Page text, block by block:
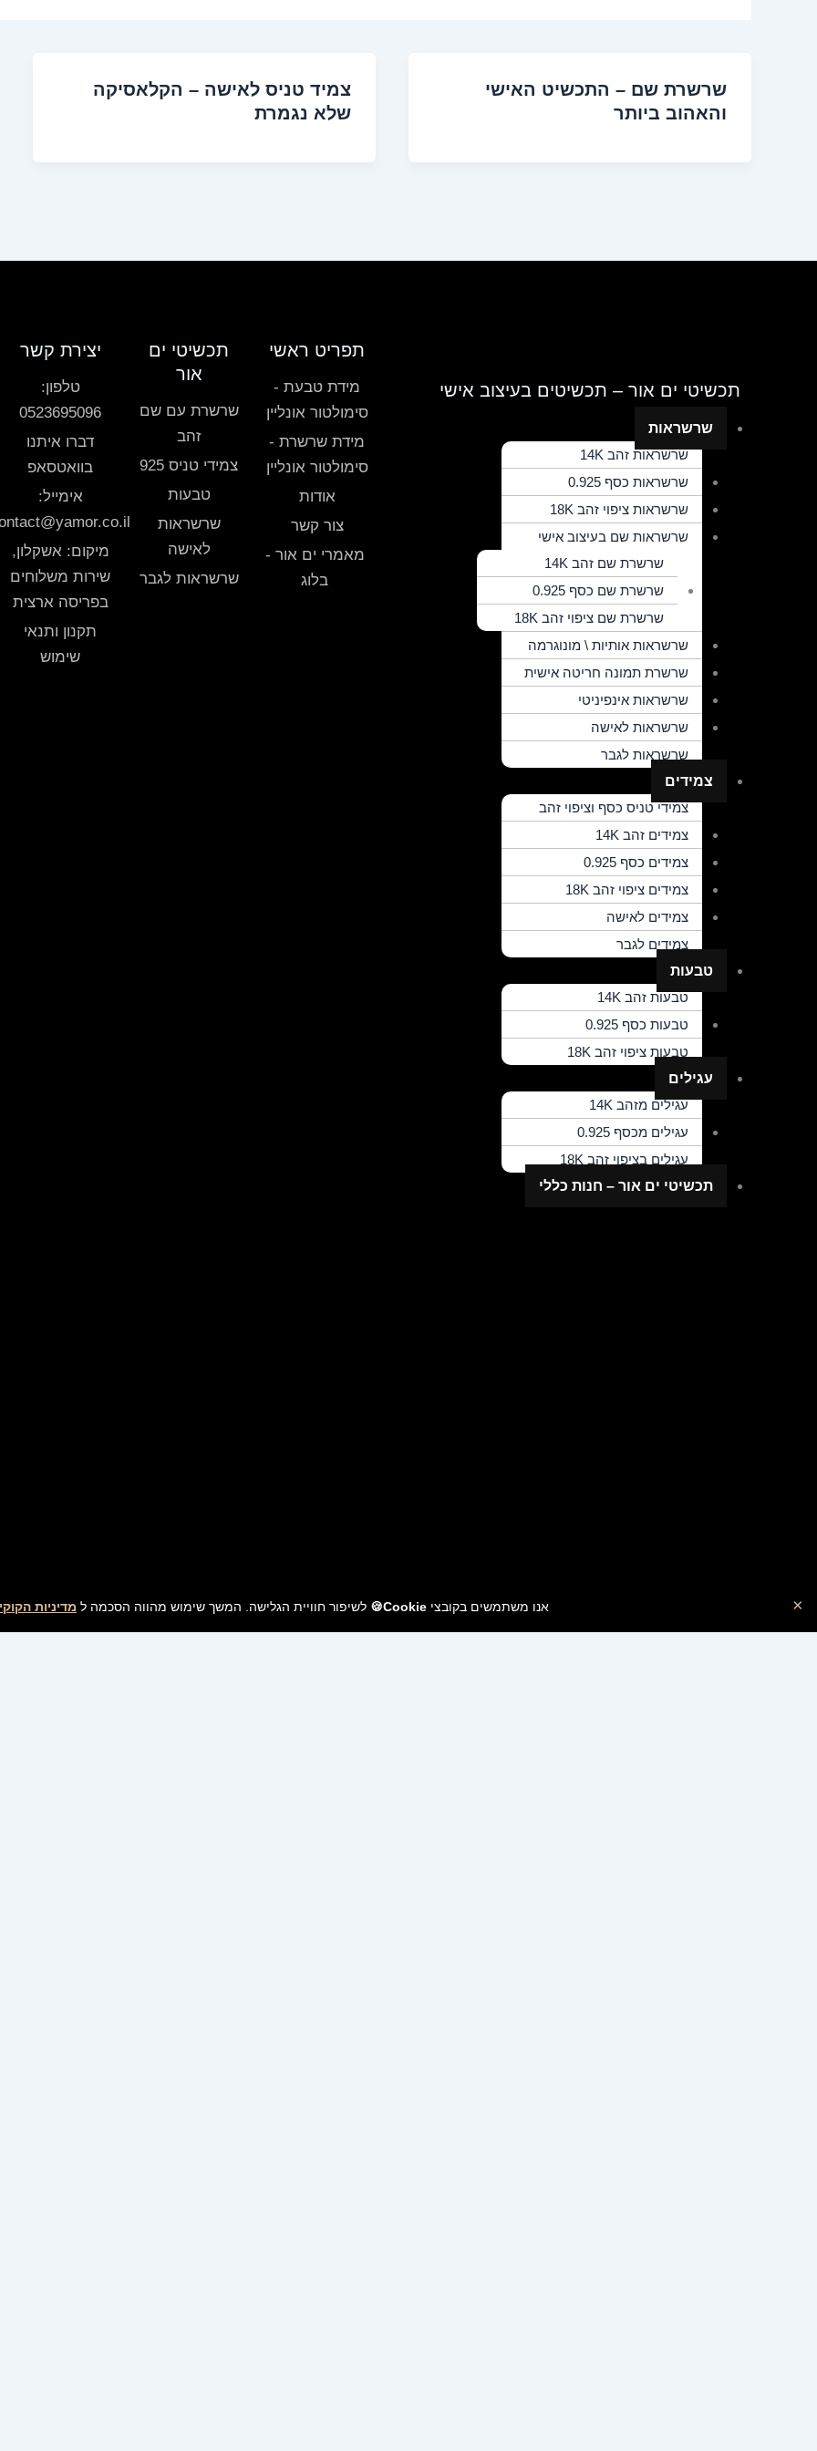
שרשרת שם – התכשיט האישי
והאהוב ביותר
צמיד טניס לאישה – הקלאסיקה
שלא נגמרת
תכשיטי ים אור – תכשיטים בעיצוב אישי
Main
שרשראות
שרשראות זהב 14K
שרשראות כסף 0.925
שרשראות ציפוי זהב 18K
שרשראות שם בעיצוב אישי
שרשרת שם זהב 14K
שרשרת שם כסף 0.925
שרשרת שם ציפוי זהב 18K
שרשראות אותיות \ מונוגרמה
שרשרת תמונה חריטה אישית
שרשראות אינפיניטי
שרשראות לאישה
שרשראות לגבר
צמידים
צמידי טניס כסף וציפוי זהב
צמידים זהב 14K
צמידים כסף 0.925
צמידים ציפוי זהב 18K
צמידים לאישה
צמידים לגבר
טבעות
טבעות זהב 14K
טבעות כסף 0.925
טבעות ציפוי זהב 18K
עגילים
עגילים מזהב 14K
עגילים מכסף 0.925
עגילים בציפוי זהב 18K
תכשיטי ים אור – חנות כללי
תפריט ראשי
מידת טבעת -
סימולטור אונליין
מידת שרשרת -
סימולטור אונליין
אודות
צור קשר
מאמרי ים אור -
בלוג
תכשיטי ים
אור
שרשרת עם שם
זהב
צמידי טניס 925
טבעות
שרשראות
לאישה
שרשראות לגבר
יצירת קשר
טלפון:
0523695096
דברו איתנו
בוואטסאפ
אימייל:
מיקום: אשקלון,
שירות משלוחים
בפריסה ארצית
תקנון ותנאי
שימוש
× אנו משתמשים בקובצי Cookie🍪 לשיפור חוויית הגלישה. המשך שימוש מהווה הסכמה ל מדיניות